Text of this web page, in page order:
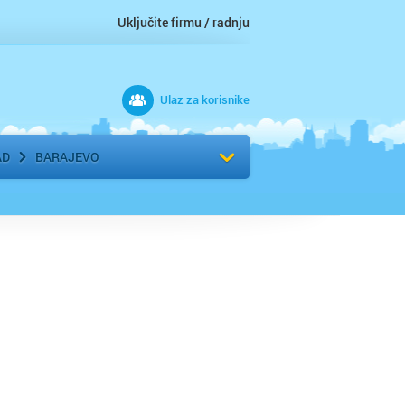
Uključite firmu / radnju
Ulaz za korisnike
BARAJEVO